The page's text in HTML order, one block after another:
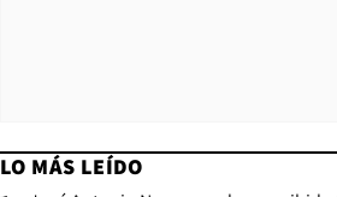
LO MÁS LEÍDO